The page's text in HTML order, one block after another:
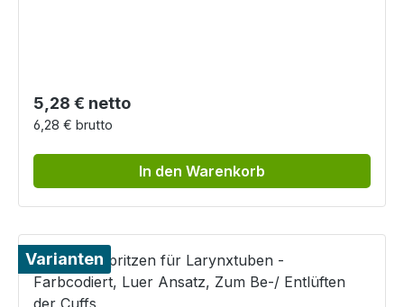
Regulärer Preis:
5,28 € netto
6,28 € brutto
In den Warenkorb
Varianten